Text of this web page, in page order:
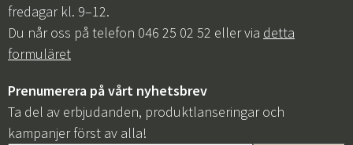
fredagar kl. 9–12.
Du når oss på telefon 046 25 02 52 eller via detta
formuläret
Prenumerera på vårt nyhetsbrev
Ta del av erbjudanden, produktlanseringar och
kampanjer först av alla!